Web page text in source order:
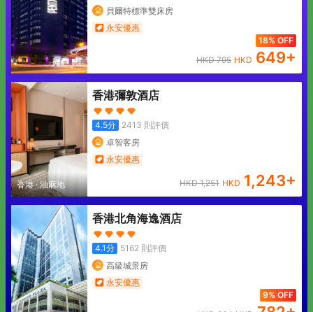
貝爾特標準雙床房
永安優惠
18% OFF
HKD795 HKD 649+
香港·油麻地
香港彌敦酒店
4.5分 2413 則評價
卓智客房
永安優惠
HKD1,251 HKD 1,243+
香港北角海逸酒店
4.1分 5162則評價
高級城景房
永安優惠
9% OFF